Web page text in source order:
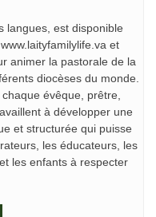
langues, est disponible
et
animer la pastorale de la
diocèses du monde.
évêque, prêtre,
à développer une
et structurée qui puisse
les éducateurs, les
les enfants à respecter